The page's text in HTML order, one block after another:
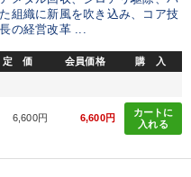
組織に新風を吹き込み、コア技
の経営改革 ...
定 価 会員価格 購 入
6,600円 6,600円
カートに
入れる